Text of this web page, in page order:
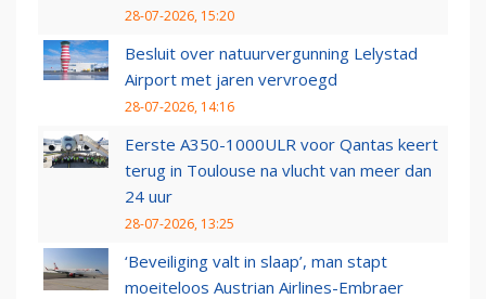
28-07-2026, 15:20
Besluit over natuurvergunning Lelystad
Airport met jaren vervroegd
28-07-2026, 14:16
Eerste A350-1000ULR voor Qantas keert
terug in Toulouse na vlucht van meer dan
24 uur
28-07-2026, 13:25
‘Beveiliging valt in slaap’, man stapt
moeiteloos Austrian Airlines-Embraer